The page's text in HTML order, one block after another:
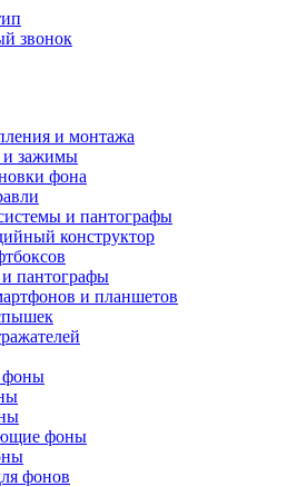
звонок
и монтажа
и зажимы
фона
и пантографы
конструктор
пантографы
и планшетов
фоны
фоны
фонов